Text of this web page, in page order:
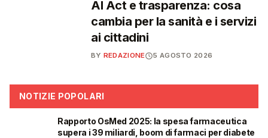
AI Act e trasparenza: cosa
cambia per la sanità e i servizi
ai cittadini
BY REDAZIONE 5 AGOSTO 2026
NOTIZIE POPOLARI
Rapporto OsMed 2025: la spesa farmaceutica
supera i 39 miliardi, boom di farmaci per diabete